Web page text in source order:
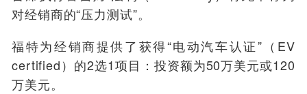
对经销商的“压力测试”。
福特为经销商提供了获得“电动汽车认证”（EV
certified）的2选1项目：投资额为50万美元或120
万美元。